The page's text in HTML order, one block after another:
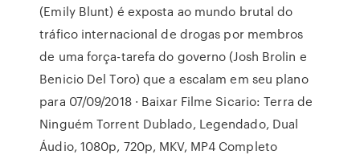
(Emily Blunt) é exposta ao mundo brutal do
tráfico internacional de drogas por membros
de uma força-tarefa do governo (Josh Brolin e
Benicio Del Toro) que a escalam em seu plano
para 07/09/2018 · Baixar Filme Sicario: Terra de
Ninguém Torrent Dublado, Legendado, Dual
Áudio, 1080p, 720p, MKV, MP4 Completo